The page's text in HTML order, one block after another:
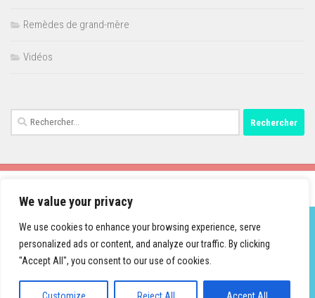
We value your privacy
We use cookies to enhance your browsing experience, serve
personalized ads or content, and analyze our traffic. By clicking
"Accept All", you consent to our use of cookies.
Remèdes de grand-mère
Vidéos
Rechercher :